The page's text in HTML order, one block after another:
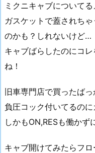
ミクニキャブについて
ガスケットで蓋されち
のかも？しれないけど…
キャブばらしたのにコ
ね！
旧車専門店で買ったば
負圧コック付いてるの
しかもON,RESも働かず
キャブ開けてみたらフ